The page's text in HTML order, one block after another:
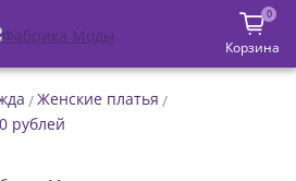
0
Корзина
Женские платья
рублей